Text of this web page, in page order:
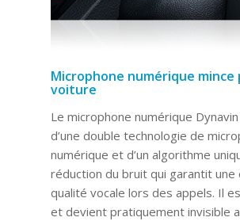
Microphone numérique mince
voiture
Le microphone numérique
d’une double technologie de
numérique et d’un algorithme
réduction du bruit qui garantit une
qualité vocale lors des appels. Il
et devient pratiquement invisible